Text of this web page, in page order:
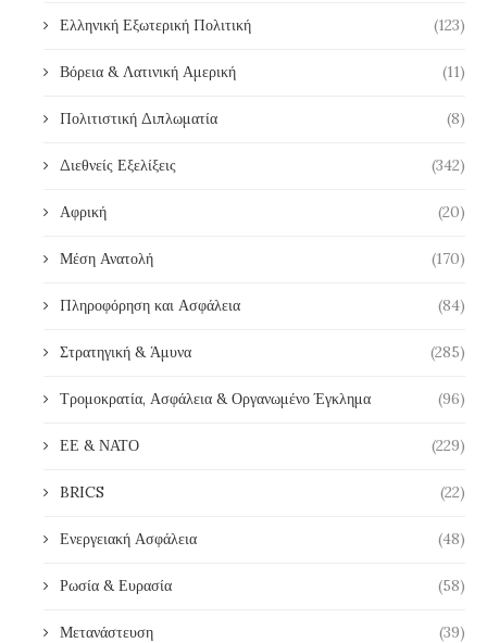
Ελληνική Εξωτερική Πολιτική (123)
Βόρεια & Λατινική Αμερική (11)
Πολιτιστική Διπλωματία (8)
Διεθνείς Εξελίξεις (342)
Αφρική (20)
Μέση Ανατολή (170)
Πληροφόρηση και Ασφάλεια (84)
Στρατηγική & Άμυνα (285)
Τρομοκρατία, Ασφάλεια & Οργανωμένο Έγκλημα (96)
ΕΕ & ΝΑΤΟ (229)
BRICS (22)
Ενεργειακή Ασφάλεια (48)
Ρωσία & Ευρασία (58)
Μετανάστευση (39)